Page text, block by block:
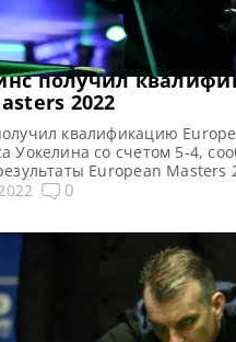
получил
2022
квалификацию
Уокелина со счетом 5-4,
European Masters
Masters 2022
турнирах подряд. Джон
[…]
0